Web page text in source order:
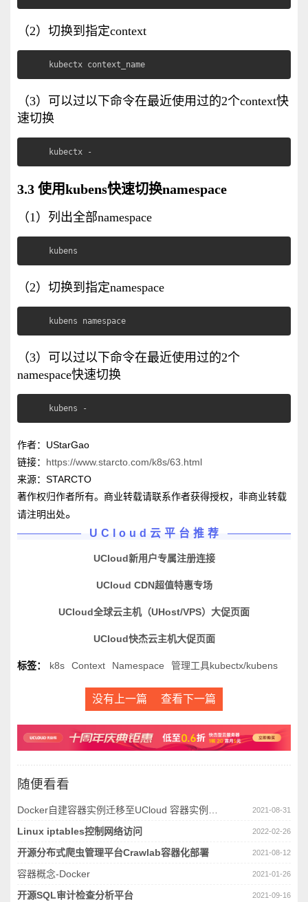
（2）切换到指定context
kubectx context_name
（3）可以过以下命令在最近使用过的2个context快
速切换
kubectx -
3.3 使用kubens快速切换namespace
（1）列出全部namespace
kubens
（2）切换到指定namespace
kubens namespace
（3）可以过以下命令在最近使用过的2个
namespace快速切换
kubens -
作者：UStarGao
链接： https://www.starcto.com/k8s/63.html
来源：STARCTO
著作权归作者所有。商业转载请联系作者获得授权，非商业转载
请注明出处。
UCloud云平台推荐
UCloud新用户专属注册连接
UCloud CDN超值特惠专场
UCloud全球云主机（UHost/VPS）大促页面
UCloud快杰云主机大促页面
标签： k8s Context Namespace 管理工具kubectx/kubens
没有上一篇 查看下一篇
随便看看
2021-08-31
Docker自建容器实例迁移至UCloud 容器实例Cube
2022-02-26
Linux iptables控制网络访问
2021-08-12
开源分布式爬虫管理平台Crawlab容器化部署
2021-01-26
容器概念-Docker
2021-09-16
开源SQL审计检查分析平台